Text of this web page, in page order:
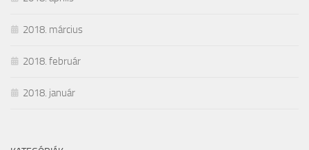
2018. március
2018. február
2018. január